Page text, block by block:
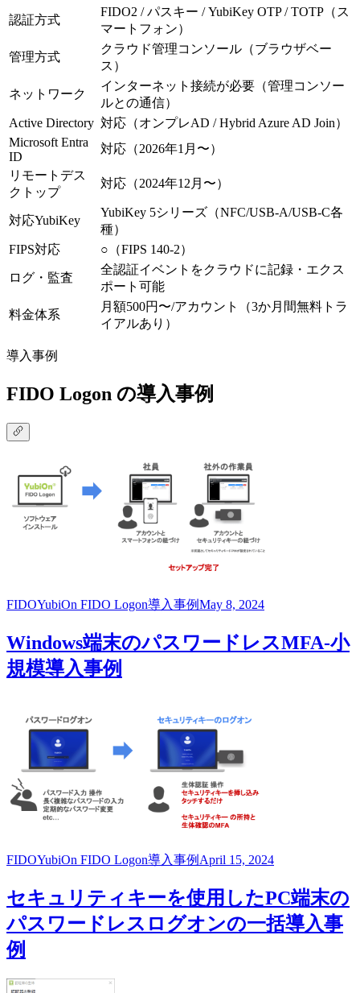
認証方式
FIDO2 / パスキー / YubiKey OTP / TOTP（ス
マートフォン）
管理方式
クラウド管理コンソール（ブラウザベー
ス）
ネットワーク
インターネット接続が必要（管理コンソー
ルとの通信）
Active Directory 対応（オンプレAD / Hybrid Azure AD Join）
Microsoft Entra
ID
対応（2026年1月〜）
リモートデス
クトップ
対応（2024年12月〜）
対応YubiKey
YubiKey 5シリーズ（NFC/USB-A/USB-C各
種）
FIPS対応
○（FIPS 140-2）
ログ・監査
全認証イベントをクラウドに記録・エクス
ポート可能
料金体系
月額500円〜/アカウント（3か月間無料トラ
イアルあり）
導入事例
FIDO Logon の導入事例
FIDOYubiOn FIDO Logon導入事例May 8, 2024
Windows端末のパスワードレスMFA-小
規模導入事例
FIDOYubiOn FIDO Logon導入事例April 15, 2024
セキュリティキーを使用したPC端末の
パスワードレスログオンの一括導入事
例